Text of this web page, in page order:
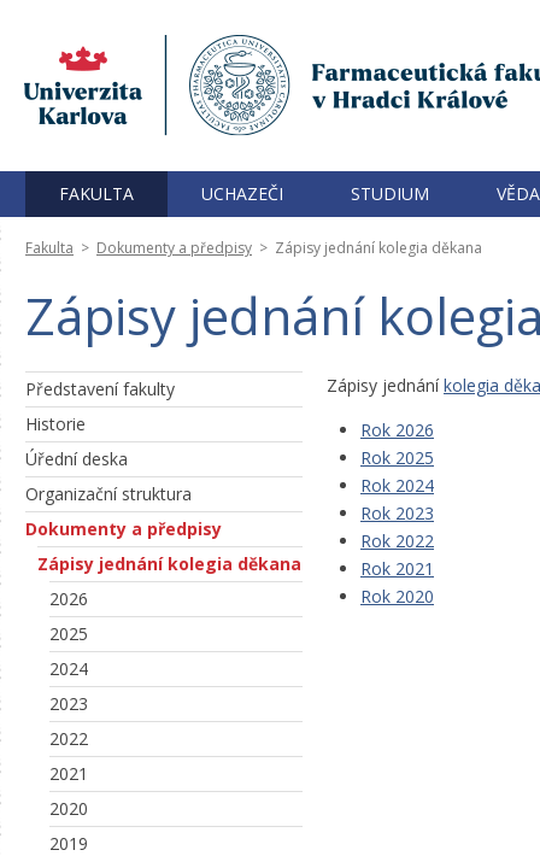
FAKULTA UCHAZEČI STUDIUM
Fakulta > Dokumenty a předpisy > Zápisy jednání kolegia děkana
Zápisy jednání
Představení fakulty
Historie
Úřední deska
Organizační struktura
Dokumenty a předpisy
Zápisy jednání kolegia děkana
2026
2025
2024
2023
2022
2021
2020
2019
Zápisy jednáníkolegia
Rok 2026
Rok 2025
Rok 2024
Rok 2023
Rok 2022
Rok 2021
Rok 2020